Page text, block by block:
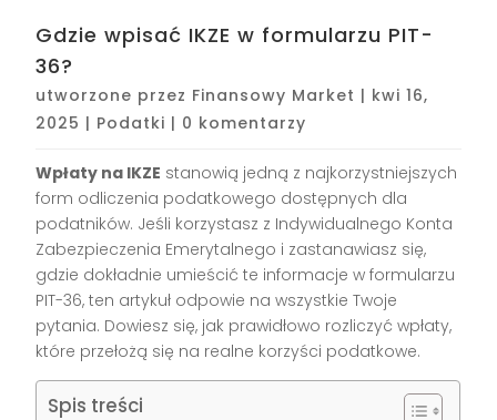
Gdzie wpisać IKZE w formularzu PIT-
36?
utworzone przez Finansowy Market | kwi 16,
2025 | Podatki | 0 komentarzy
Wpłaty na IKZE stanowią jedną z najkorzystniejszych
form odliczenia podatkowego dostępnych dla
podatników. Jeśli korzystasz z Indywidualnego Konta
Zabezpieczenia Emerytalnego i zastanawiasz się,
gdzie dokładnie umieścić te informacje w formularzu
PIT-36, ten artykuł odpowie na wszystkie Twoje
pytania. Dowiesz się, jak prawidłowo rozliczyć wpłaty,
które przełożą się na realne korzyści podatkowe.
Spis treści